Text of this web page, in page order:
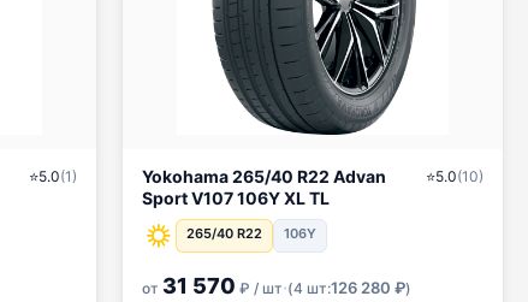
⭐5.0(1)
Yokohama 265/40 R22 Advan
Sport V107 106Y XL TL
⭐5.0(10)
265/40 R22 106Y
от 31 570 ₽ / шт·(4 шт:126 280 ₽)